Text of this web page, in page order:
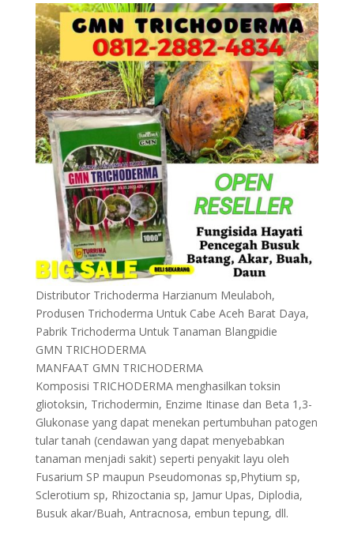
Distributor Trichoderma Harzianum Meulaboh,
Produsen Trichoderma Untuk Cabe Aceh Barat Daya,
Pabrik Trichoderma Untuk Tanaman Blangpidie
GMN TRICHODERMA
MANFAAT GMN TRICHODERMA
Komposisi TRICHODERMA menghasilkan toksin
gliotoksin, Trichodermin, Enzime Itinase dan Beta 1,3-
Glukonase yang dapat menekan pertumbuhan patogen
tular tanah (cendawan yang dapat menyebabkan
tanaman menjadi sakit) seperti penyakit layu oleh
Fusarium SP maupun Pseudomonas sp,Phytium sp,
Sclerotium sp, Rhizoctania sp, Jamur Upas, Diplodia,
Busuk akar/Buah, Antracnosa, embun tepung, dll.